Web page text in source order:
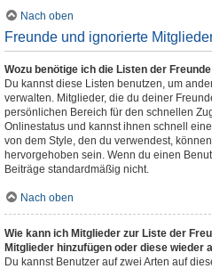
Nach oben
Freunde und ignorierte
Wozu benötige ich die Listen der
Du kannst diese Listen benutzen, um
verwalten. Mitglieder, die du deiner
persönlichen Bereich für den schnellen
Onlinestatus und kannst ihnen schnell
von dem Style, den du verwendest,
hervorgehoben sein. Wenn du einen
Beiträge standardmäßig nicht.
Nach oben
Wie kann ich Mitglieder zur Liste der
Mitglieder hinzufügen oder diese wieder
Du kannst Benutzer auf zwei Arten auf